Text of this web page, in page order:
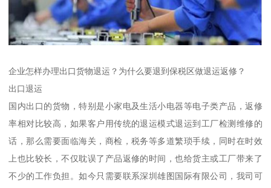
企业怎样办理出口货物退运？为什么要退到保税区做退运返修？
出口退运
国内出口的货物，特别是小家电及生活小电器等电子类产品，返修
率相对比较高，如果客户用传统的退运模式退运到工厂检测维修的
话，那么需要面临海关，商检，税务等多道繁琐手续，同时在时效
上也比较长，不仅耽误了产品返修的时间，也给货主或工厂带来了
不少的工作负担。如今只需要联系深圳雄图国际有限公司，我司可